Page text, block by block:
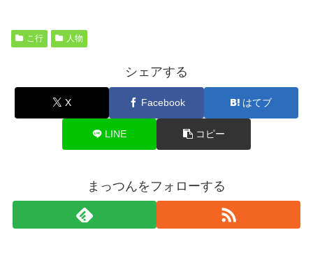
こ行 人物
シェアする
X Facebook はてブ
LINE コピー
まっつんをフォローする